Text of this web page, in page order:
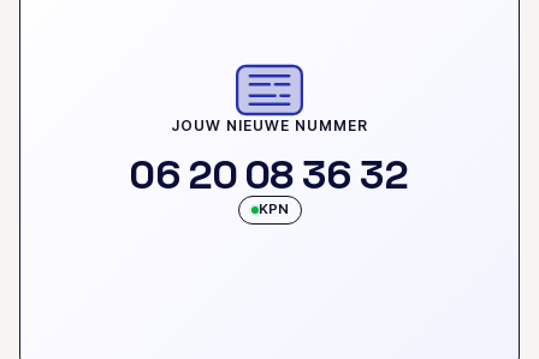
JOUW NIEUWE NUMMER
06 200836 32
KPN